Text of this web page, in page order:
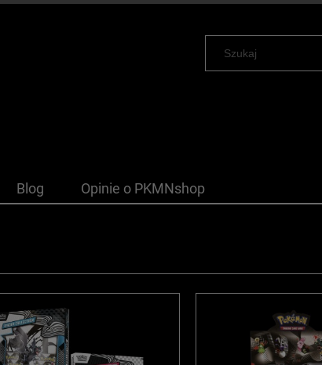
Blog Opinie o PKMNshop